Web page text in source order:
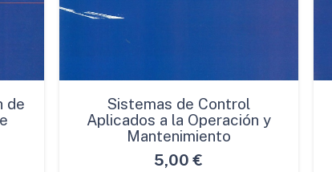
de
Sistemas de Control
Aplicados a la Operación y
Mantenimiento
5,00 €